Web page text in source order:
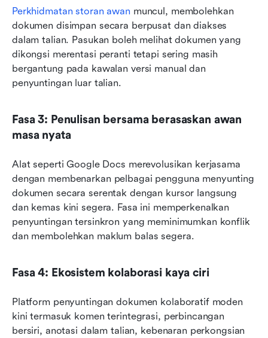
Perkhidmatan storan awan muncul, membolehkan
dokumen disimpan secara berpusat dan diakses
dalam talian. Pasukan boleh melihat dokumen yang
dikongsi merentasi peranti tetapi sering masih
bergantung pada kawalan versi manual dan
penyuntingan luar talian.
Fasa 3: Penulisan bersama berasaskan awan
masa nyata
Alat seperti Google Docs merevolusikan kerjasama
dengan membenarkan pelbagai pengguna menyunting
dokumen secara serentak dengan kursor langsung
dan kemas kini segera. Fasa ini memperkenalkan
penyuntingan tersinkron yang meminimumkan konflik
dan membolehkan maklum balas segera.
Fasa 4: Ekosistem kolaborasi kaya ciri
Platform penyuntingan dokumen kolaboratif moden
kini termasuk komen terintegrasi, perbincangan
bersiri, anotasi dalam talian, kebenaran perkongsian